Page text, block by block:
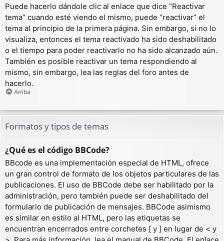
Puede hacerlo dándole clic al enlace que dice “Reactivar
tema” cuando esté viendo el mismo, puede “reactivar” el
tema al principio de la primera página. Sin embargo, si no lo
visualiza, entonces el tema reactivado ha sido deshabilitado
o el tiempo para poder reactivarlo no ha sido alcanzado aún.
También es posible reactivar un tema respondiendo al
mismo, sin embargo, lea las reglas del foro antes de
hacerlo.
Arriba
Formatos y tipos de temas
¿Qué es el código BBCode?
BBcode es una implementación especial de HTML, ofrece
un gran control de formato de los objetos particulares de las
publicaciones. El uso de BBCode debe ser habilitado por la
administración, pero también puede ser deshabilitado del
formulario de publicación de mensajes. BBCode asimismo
es similar en estilo al HTML, pero las etiquetas se
encuentran encerrados entre corchetes [ y ] en lugar de < y